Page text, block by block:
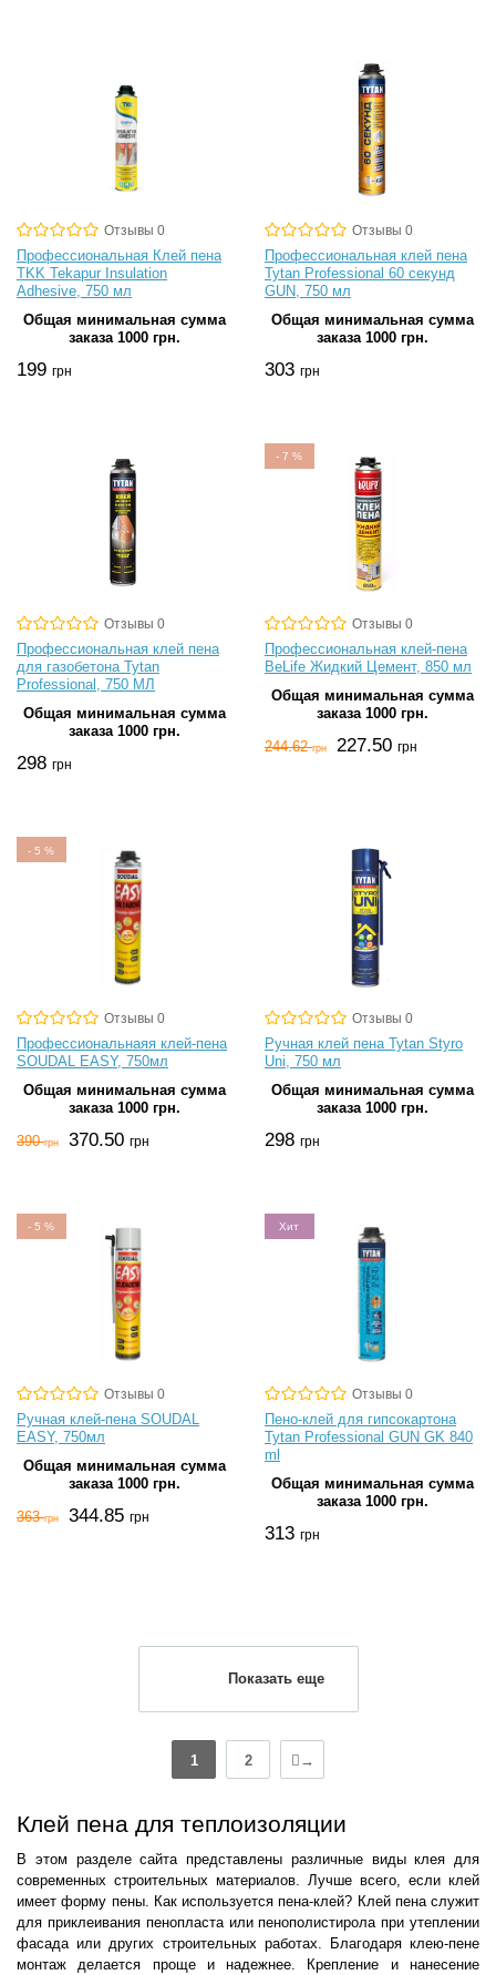
Отзывы 0
Профессиональная Клей пена
TKK Tekapur Insulation
Adhesive, 750 мл
Общая минимальная сумма
заказа 1000 грн.
199 грн
Отзывы 0
Профессиональная клей пена
Tytan Professional 60 секунд
GUN, 750 мл
Общая минимальная сумма
заказа 1000 грн.
303 грн
Отзывы 0
Профессиональная клей пена
для газобетона Tytan
Professional, 750 МЛ
Общая минимальная сумма
заказа 1000 грн.
298 грн
-7%
Отзывы 0
Профессиональная клей-пена
BeLife Жидкий Цемент, 850 мл
Общая минимальная сумма
заказа 1000 грн.
244.62грн 227.50 грн
-5%
Отзывы 0
Профессиональнаяя клей-пена
SOUDAL EASY, 750мл
Общая минимальная сумма
заказа 1000 грн.
390грн 370.50 грн
Отзывы 0
Ручная клей пена Tytan Styro
Uni, 750 мл
Общая минимальная сумма
заказа 1000 грн.
298 грн
-5%
Отзывы 0
Ручная клей-пена SOUDAL
EASY, 750мл
Общая минимальная сумма
заказа 1000 грн.
363грн 344.85 грн
Хит
Отзывы 0
Пено-клей для гипсокартона
Tytan Professional GUN GK 840
ml
Общая минимальная сумма
заказа 1000 грн.
313 грн
Показать еще
1 2 →
Клей пена для теплоизоляции
В этом разделе сайта представлены различные виды клея для
современных строительных материалов. Лучше всего, если клей
имеет форму пены. Как используется пена-клей? Клей пена служит
для приклеивания пенопласта или пенополистирола при утеплении
фасада или других строительных работах. Благодаря клею-пене
монтаж делается проще и надежнее. Крепление и нанесение